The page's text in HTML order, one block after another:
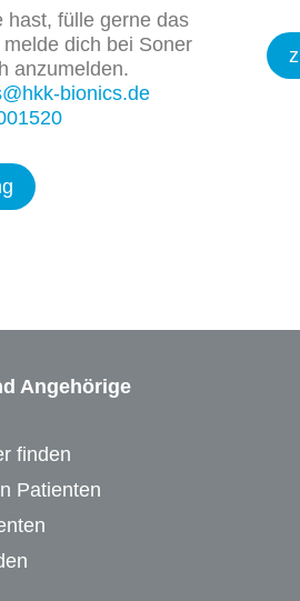
hast, fülle gerne das
dich bei Soner
anzumelden.
bionics.de
Angehörige
finden
Patienten